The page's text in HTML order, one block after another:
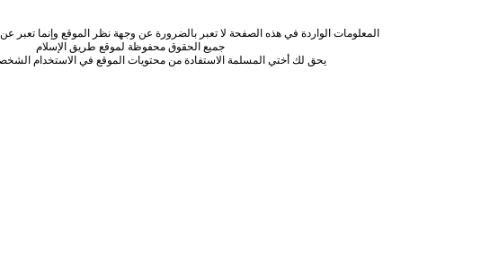
المعلومات الواردة في هذه الصفحة لا تعبر بالضرورة عن وجهة نظر الموقع وإنما تعبر عن
جميع الحقوق محفوظة لموقع طريق الإسلام
يحق لك أختي المسلمة الاستفادة من محتويات الموقع في الاستخدام